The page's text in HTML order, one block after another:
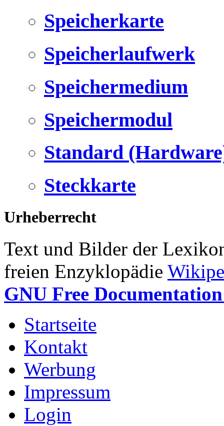
Speicherkarte
Speicherlaufwerk
Speichermedium
Speichermodul
Standard
Steckkarte
Urheberrecht
Text und Bilder der
freien Enzyklopädie
GNU Free
Startseite
Kontakt
Werbung
Impressum
Login